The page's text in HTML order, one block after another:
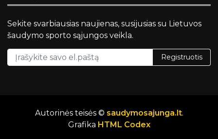
Sekite svarbiausias naujienas, susijusias su Lietuvos
šaudymo sporto sąjungos veikla.
Registruotis
Autorinės teisės © saudymosajunga.lt.
Grafika HTML Codex